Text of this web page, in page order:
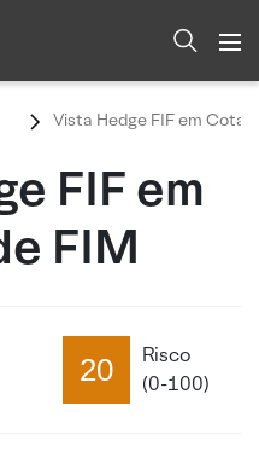
Vista Hedge FIF em Cotas
FIF em
FIM
20
Risco
(0-100)